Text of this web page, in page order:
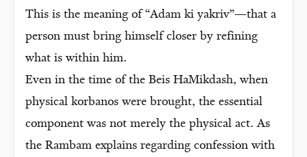
This is the meaning of “Adam ki yakriv”—that a
person must bring himself closer by refining
what is within him.
Even in the time of the Beis HaMikdash, when
physical korbanos were brought, the essential
component was not merely the physical act. As
the Rambam explains regarding confession with